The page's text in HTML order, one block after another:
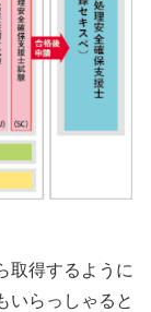
取得するように
いらっしゃると